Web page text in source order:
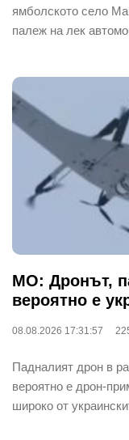
ямболското село
палеж на лек
МО: Дронът,
вероятно е
08.08.2026 17:31:57
Падналият дрон в
вероятно е дрон-
широко от